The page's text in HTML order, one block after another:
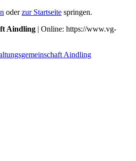
oderzur Startseite springen.
Aindling | Online: https://www.vg-